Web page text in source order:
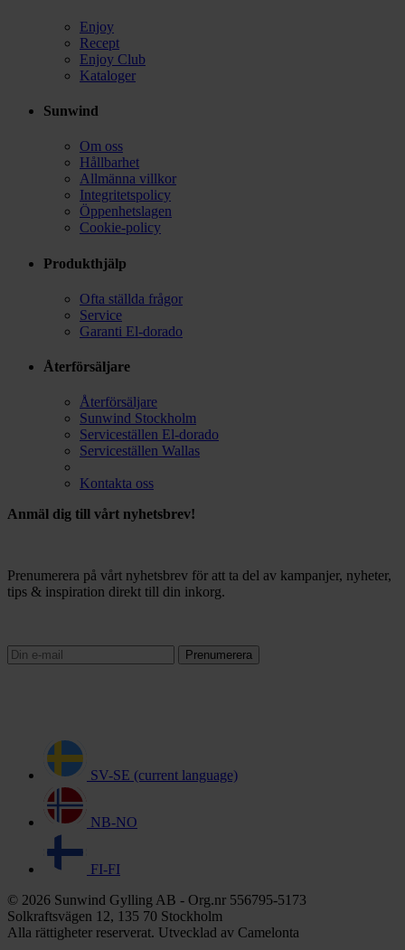
Enjoy
Recept
Enjoy Club
Kataloger
Sunwind
Om oss
Hållbarhet
Allmänna villkor
Integritetspolicy
Öppenhetslagen
Cookie-policy
Produkthjälp
Ofta ställda frågor
Service
Garanti El-dorado
Återförsäljare
Återförsäljare
Sunwind Stockholm
Serviceställen El-dorado
Serviceställen Wallas
Kontakta oss
Anmäl dig till vårt nyhetsbrev!
Prenumerera på vårt nyhetsbrev för att ta del av kampanjer, nyheter,
tips & inspiration direkt till din inkorg.
Prenumerera
SV-SE (current language)
NB-NO
FI-FI
© 2026 Sunwind Gylling AB - Org.nr 556795-5173
Solkraftsvägen 12, 135 70 Stockholm
Alla rättigheter reserverat. Utvecklad av Camelonta